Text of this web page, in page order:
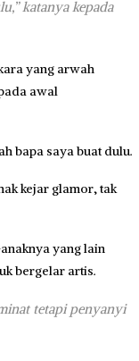
katanya kepada
yang arwah
awal
bapa saya buat dulu.
kejar glamor, tak
yang lain
bergelar artis.
tetapi penyanyi